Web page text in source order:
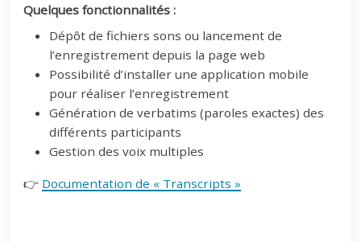
Quelques fonctionnalités :
Dépôt de fichiers sons ou lancement de
l’enregistrement depuis la page web
Possibilité d’installer une application mobile
pour réaliser l’enregistrement
Génération de verbatims (paroles exactes) des
différents participants
Gestion des voix multiples
👉 Documentation de « Transcripts »